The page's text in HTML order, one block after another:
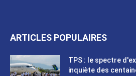
ARTICLES POPULAIRES
TPS : le spectre
inquiète des